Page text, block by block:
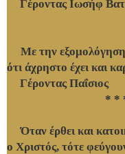
Γέροντας Ιωσήφ
* * *
Με την εξομολόγηση
ότι άχρηστο έχει και
Γέροντας Παΐσιος
* * * * * *
Όταν έρθει και
ο Χριστός, τότε